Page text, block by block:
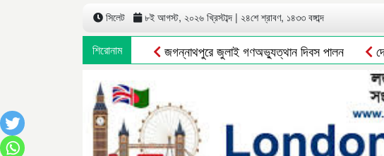
সিলেট ৮ই আগস্ট, ২০২৬ খ্রিস্টাব্দ | ২৪শে শ্রাবণ, ১৪৩৩ বঙ্গাব্দ
শিরোনাম জগন্নাথপুরে জুলাই গণঅভ্যুত্থান দিবস পালন